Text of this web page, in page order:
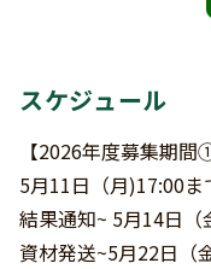
スケジュール
【2026年度募集期間
5月11日（月)17:00ま
結果通知~ 5月14日（
資材発送~5月22日（金